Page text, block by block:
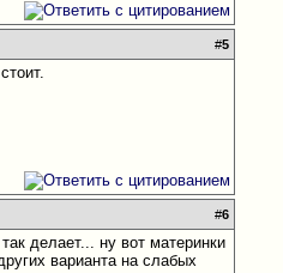
#5
#6
делает... ну вот материнки
варианта на слабых